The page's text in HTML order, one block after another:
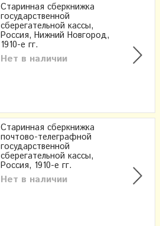
Старинная сберкнижка
государственной
сберегательной кассы,
Россия, Нижний Новгород,
1910-е гг.
Нет в наличии
Старинная сберкнижка
почтово-телеграфной
государственной
сберегательной кассы,
Россия, 1910-е гг.
Нет в наличии